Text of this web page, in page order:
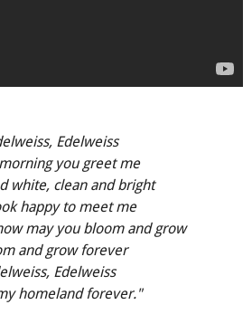
Edelweiss
you greet me
white, clean and bright
happy to meet me
may you bloom and grow
and grow forever
Edelweiss
homeland forever."